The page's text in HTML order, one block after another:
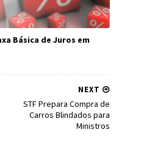
Básica de Juros em
NEXT
STF Prepara Compra de
Carros Blindados para
Ministros